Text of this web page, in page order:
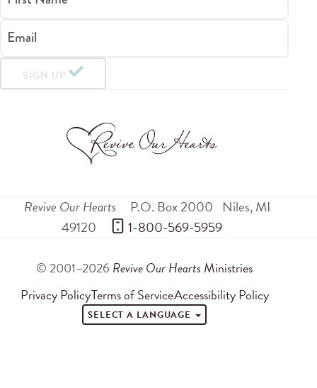
Email
SIGN UP
Revive Our Hearts P.O. Box 2000 Niles,MI
49120
1-800-569-5959
© 2001–2026 Revive Our Hearts Ministries
Privacy PolicyTerms of ServiceAccessibility Policy
SELECT A LANGUAGE